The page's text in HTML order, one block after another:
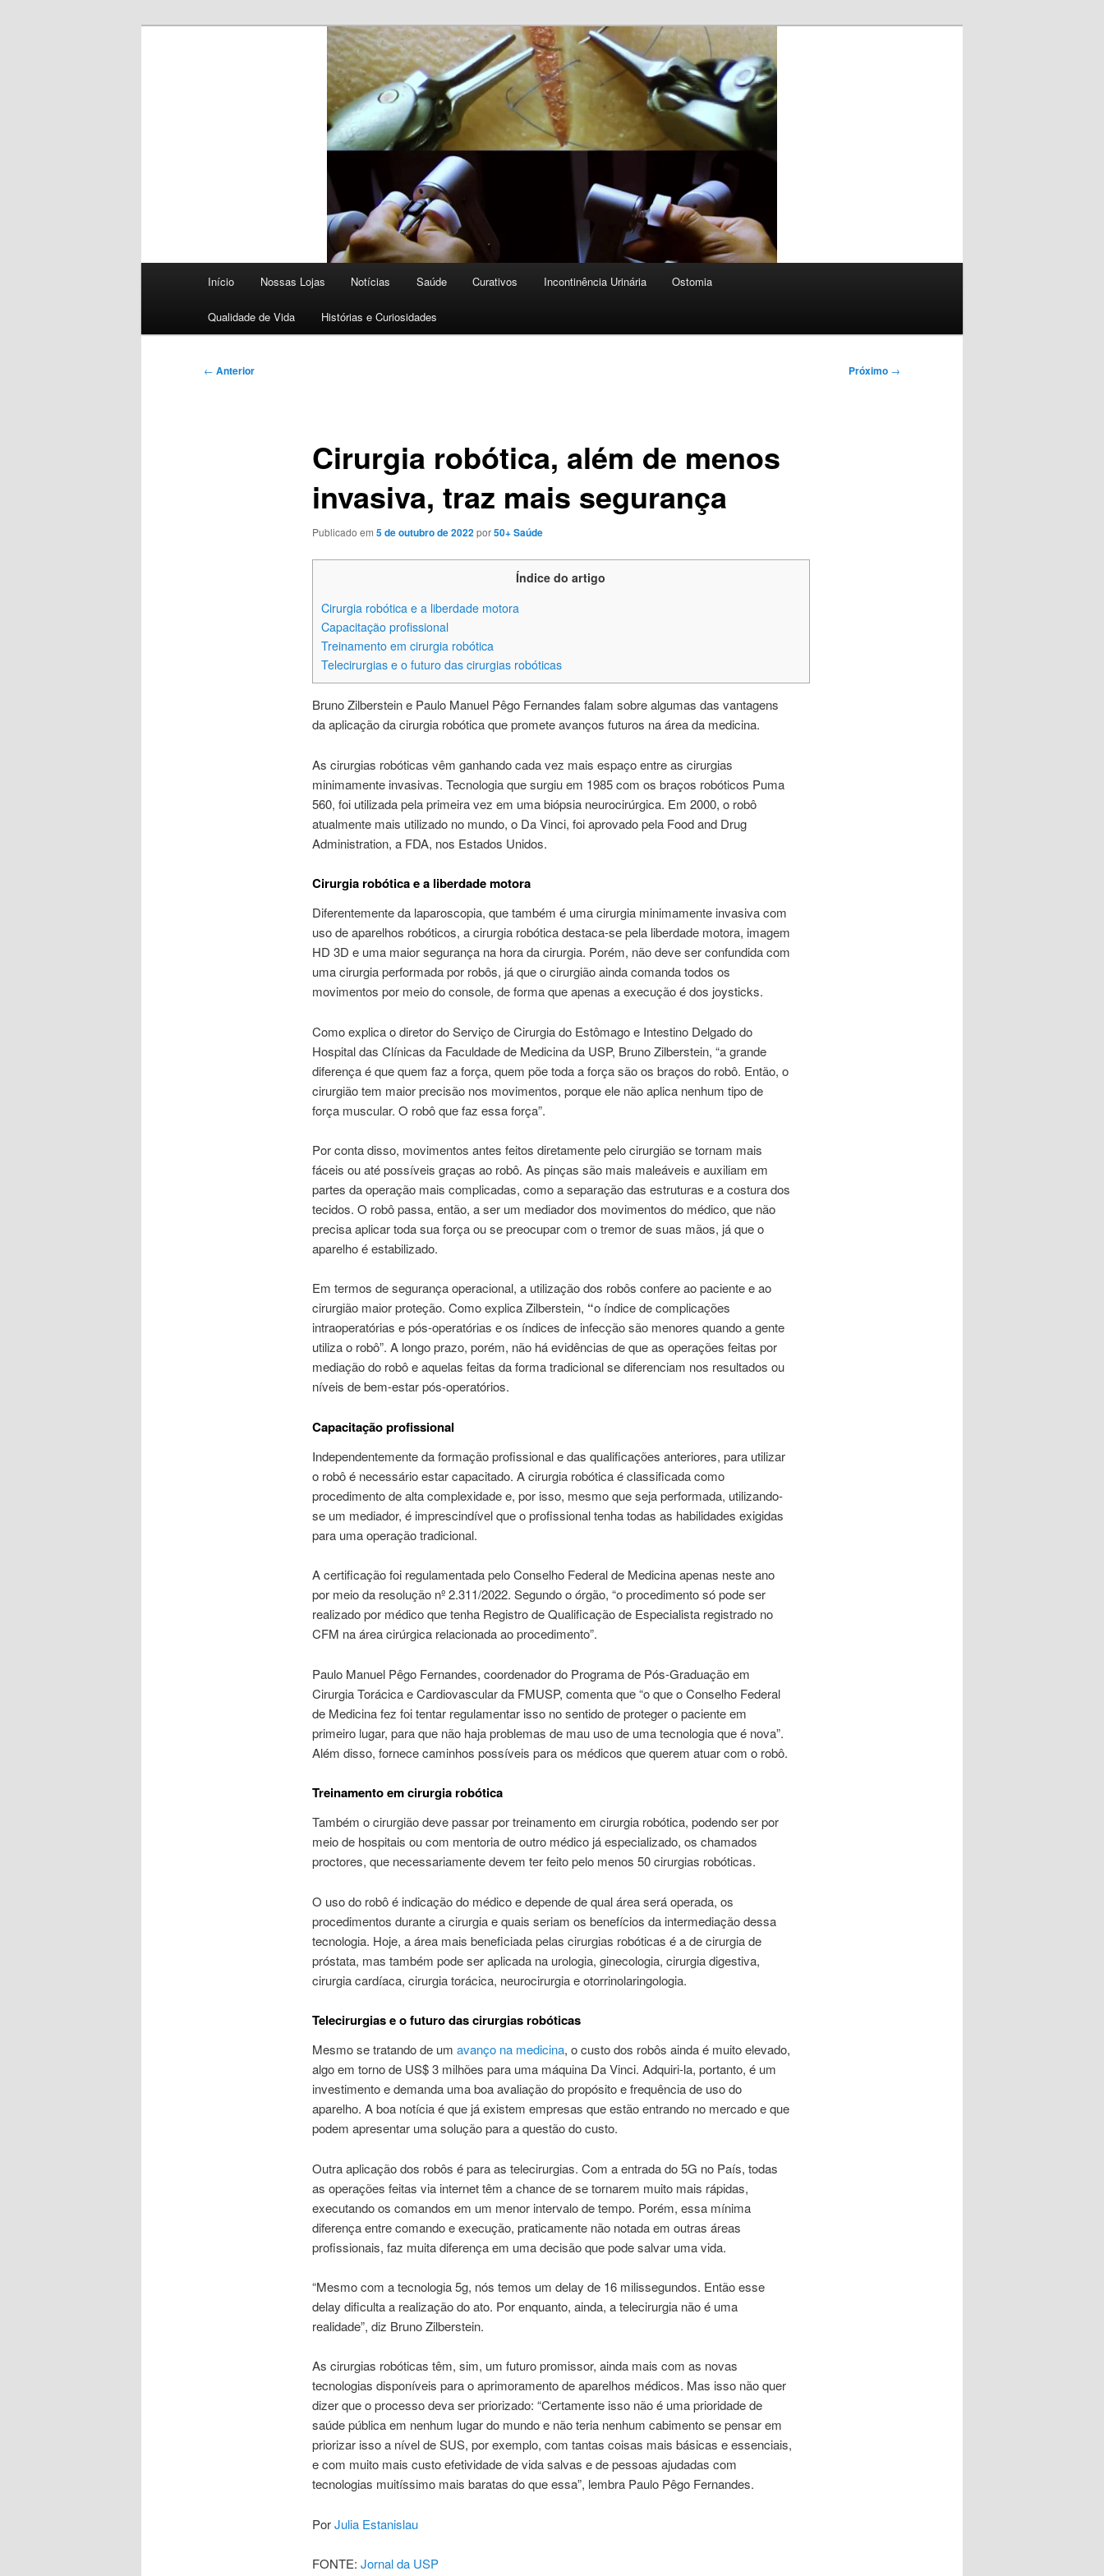
Blog 50+ Saúde | Cuidado e Nutrição |
Curativos Express
Dicas e novidades para saúde e qualidade de vida
Início Nossas Lojas Notícias Saúde Curativos Incontinência Urinária Ostomia
Qualidade de Vida Histórias e Curiosidades
Navegação
← Anterior Próximo →
Cirurgia robótica, além de menos
invasiva, traz mais segurança
Publicado em 5 de outubro de 2022por50+ Saúde
Índice do artigo
Cirurgia robótica e a liberdade motora
Capacitação profissional
Treinamento em cirurgia robótica
Telecirurgias e o futuro das cirurgias robóticas
Bruno Zilberstein e Paulo Manuel Pêgo Fernandes falam sobre algumas das vantagens
da aplicação da cirurgia robótica que promete avanços futuros na área da medicina.
As cirurgias robóticas vêm ganhando cada vez mais espaço entre as cirurgias
minimamente invasivas. Tecnologia que surgiu em 1985 com os braços robóticos Puma
560, foi utilizada pela primeira vez em uma biópsia neurocirúrgica. Em 2000, o robô
atualmente mais utilizado no mundo, o Da Vinci, foi aprovado pela Food and Drug
Administration, a FDA, nos Estados Unidos.
Cirurgia robótica e a liberdade motora
Diferentemente da laparoscopia, que também é uma cirurgia minimamente invasiva com
uso de aparelhos robóticos, a cirurgia robótica destaca-se pela liberdade motora, imagem
HD 3D e uma maior segurança na hora da cirurgia. Porém, não deve ser confundida com
uma cirurgia performada por robôs, já que o cirurgião ainda comanda todos os
movimentos por meio do console, de forma que apenas a execução é dos joysticks.
Como explica o diretor do Serviço de Cirurgia do Estômago e Intestino Delgado do
Hospital das Clínicas da Faculdade de Medicina da USP, Bruno Zilberstein, “a grande
diferença é que quem faz a força, quem põe toda a força são os braços do robô. Então, o
cirurgião tem maior precisão nos movimentos, porque ele não aplica nenhum tipo de
força muscular. O robô que faz essa força”.
Por conta disso, movimentos antes feitos diretamente pelo cirurgião se tornam mais
fáceis ou até possíveis graças ao robô. As pinças são mais maleáveis e auxiliam em
partes da operação mais complicadas, como a separação das estruturas e a costura dos
tecidos. O robô passa, então, a ser um mediador dos movimentos do médico, que não
precisa aplicar toda sua força ou se preocupar com o tremor de suas mãos, já que o
aparelho é estabilizado.
Em termos de segurança operacional, a utilização dos robôs confere ao paciente e ao
cirurgião maior proteção. Como explica Zilberstein, “o índice de complicações
intraoperatórias e pós-operatórias e os índices de infecção são menores quando a gente
utiliza o robô”. A longo prazo, porém, não há evidências de que as operações feitas por
mediação do robô e aquelas feitas da forma tradicional se diferenciam nos resultados ou
níveis de bem-estar pós-operatórios.
Capacitação profissional
Independentemente da formação profissional e das qualificações anteriores, para utilizar
o robô é necessário estar capacitado. A cirurgia robótica é classificada como
procedimento de alta complexidade e, por isso, mesmo que seja performada, utilizando-
se um mediador, é imprescindível que o profissional tenha todas as habilidades exigidas
para uma operação tradicional.
A certificação foi regulamentada pelo Conselho Federal de Medicina apenas neste ano
por meio da resolução nº 2.311/2022. Segundo o órgão, “o procedimento só pode ser
realizado por médico que tenha Registro de Qualificação de Especialista registrado no
CFM na área cirúrgica relacionada ao procedimento”.
Paulo Manuel Pêgo Fernandes, coordenador do Programa de Pós-Graduação em
Cirurgia Torácica e Cardiovascular da FMUSP, comenta que “o que o Conselho Federal
de Medicina fez foi tentar regulamentar isso no sentido de proteger o paciente em
primeiro lugar, para que não haja problemas de mau uso de uma tecnologia que é nova”.
Além disso, fornece caminhos possíveis para os médicos que querem atuar com o robô.
Treinamento em cirurgia robótica
Também o cirurgião deve passar por treinamento em cirurgia robótica, podendo ser por
meio de hospitais ou com mentoria de outro médico já especializado, os chamados
proctores, que necessariamente devem ter feito pelo menos 50 cirurgias robóticas.
O uso do robô é indicação do médico e depende de qual área será operada, os
procedimentos durante a cirurgia e quais seriam os benefícios da intermediação dessa
tecnologia. Hoje, a área mais beneficiada pelas cirurgias robóticas é a de cirurgia de
próstata, mas também pode ser aplicada na urologia, ginecologia, cirurgia digestiva,
cirurgia cardíaca, cirurgia torácica, neurocirurgia e otorrinolaringologia.
Telecirurgias e o futuro das cirurgias robóticas
Mesmo se tratando de um avanço na medicina, o custo dos robôs ainda é muito elevado,
algo em torno de US$ 3 milhões para uma máquina Da Vinci. Adquiri-la, portanto, é um
investimento e demanda uma boa avaliação do propósito e frequência de uso do
aparelho. A boa notícia é que já existem empresas que estão entrando no mercado e que
podem apresentar uma solução para a questão do custo.
Outra aplicação dos robôs é para as telecirurgias. Com a entrada do 5G no País, todas
as operações feitas via internet têm a chance de se tornarem muito mais rápidas,
executando os comandos em um menor intervalo de tempo. Porém, essa mínima
diferença entre comando e execução, praticamente não notada em outras áreas
profissionais, faz muita diferença em uma decisão que pode salvar uma vida.
“Mesmo com a tecnologia 5g, nós temos um delay de 16 milissegundos. Então esse
delay dificulta a realização do ato. Por enquanto, ainda, a telecirurgia não é uma
realidade”, diz Bruno Zilberstein.
As cirurgias robóticas têm, sim, um futuro promissor, ainda mais com as novas
tecnologias disponíveis para o aprimoramento de aparelhos médicos. Mas isso não quer
dizer que o processo deva ser priorizado: “Certamente isso não é uma prioridade de
saúde pública em nenhum lugar do mundo e não teria nenhum cabimento se pensar em
priorizar isso a nível de SUS, por exemplo, com tantas coisas mais básicas e essenciais,
e com muito mais custo efetividade de vida salvas e de pessoas ajudadas com
tecnologias muitíssimo mais baratas do que essa”, lembra Paulo Pêgo Fernandes.
PorJulia Estanislau
FONTE: Jornal da USP